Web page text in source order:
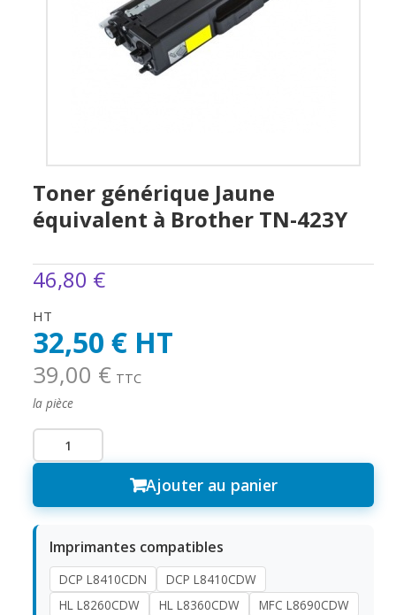
Toner générique Jaune
équivalent à Brother TN-423Y
46,80 €
HT
32,50 € HT
39,00 € TTC
la pièce
Ajouter au panier
Imprimantes compatibles
DCP L8410CDN
DCP L8410CDW
HL L8260CDW
HL L8360CDW
MFC L8690CDW